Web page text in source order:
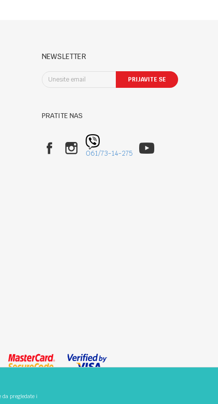
NEWSLETTER
PRIJAVITE SE
PRATITE NAS
061/73-14-275
pregledate i